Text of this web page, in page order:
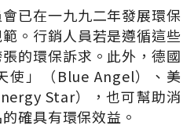
已在一九九二年發展環保
。行銷人員若是遵循這些
的環保訴求。此外，德國
使」（Blue Angel）、美
Star），也可幫助消
確具有環保效益。